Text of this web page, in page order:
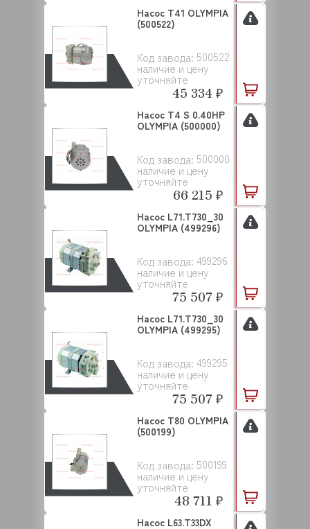
Код завода: 500522
наличие и цену
уточняйте
Насос T41 OLYMPIA
(500522)
45 334 ₽
Код завода: 500000
наличие и цену
уточняйте
Насос Т4 S 0.40HP
OLYMPIA (500000)
66 215 ₽
Код завода: 499296
наличие и цену
уточняйте
Насос L71.T730_30
OLYMPIA (499296)
75 507 ₽
Код завода: 499295
наличие и цену
уточняйте
Насос L71.T730_30
OLYMPIA (499295)
75 507 ₽
Код завода: 500199
наличие и цену
уточняйте
Насос Т80 OLYMPIA
(500199)
48 711 ₽
Насос L63.T33DX